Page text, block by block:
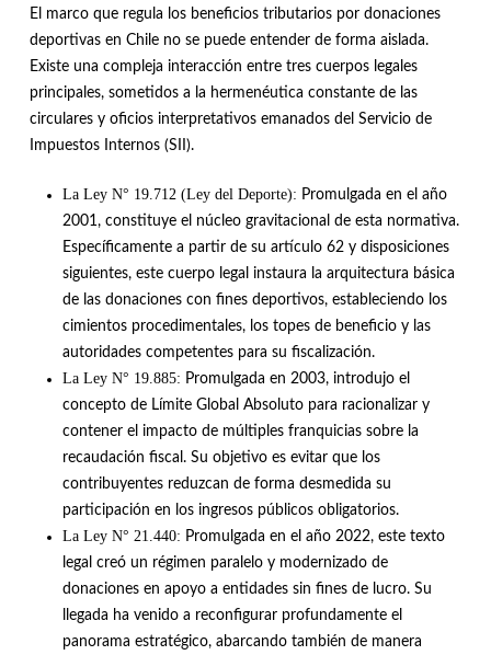
El marco que regula los beneficios tributarios por donaciones
deportivas en Chile no se puede entender de forma aislada.
Existe una compleja interacción entre tres cuerpos legales
principales, sometidos a la hermenéutica constante de las
circulares y oficios interpretativos emanados del Servicio de
Impuestos Internos (SII).
La Ley N° 19.712 (Ley del Deporte): Promulgada en el año
2001, constituye el núcleo gravitacional de esta normativa.
Específicamente a partir de su artículo 62 y disposiciones
siguientes, este cuerpo legal instaura la arquitectura básica
de las donaciones con fines deportivos, estableciendo los
cimientos procedimentales, los topes de beneficio y las
autoridades competentes para su fiscalización.
La Ley N° 19.885: Promulgada en 2003, introdujo el
concepto de Límite Global Absoluto para racionalizar y
contener el impacto de múltiples franquicias sobre la
recaudación fiscal . Su objetivo es evitar que los
contribuyentes reduzcan de forma desmedida su
participación en los ingresos públicos obligatorios.
La Ley N° 21.440: Promulgada en el año 2022, este texto
legal creó un régimen paralelo y modernizado de
donaciones en apoyo a entidades sin fines de lucro. Su
llegada ha venido a reconfigurar profundamente el
panorama estratégico, abarcando también de manera